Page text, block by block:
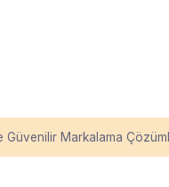
Güvenilir Markalama